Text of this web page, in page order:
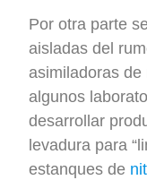
Por otra parte
aisladas del
asimiladoras de
algunos
desarrollar
levadura para
estanques de